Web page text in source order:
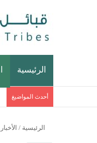
الرئيسية
أحدث المواضيغ
الرئيسية / الأخبار